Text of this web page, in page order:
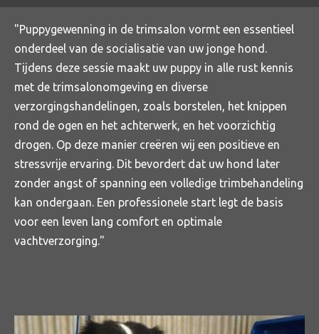
"Puppygewenning in de trimsalon vormt een essentieel
onderdeel van de socialisatie van uw jonge hond.
Tijdens deze sessie maakt uw puppy in alle rust kennis
met de trimsalonomgeving en diverse
verzorgingshandelingen, zoals borstelen, het knippen
rond de ogen en het achterwerk, en het voorzichtig
drogen. Op deze manier creëren wij een positieve en
stressvrije ervaring. Dit bevordert dat uw hond later
zonder angst of spanning een volledige trimbehandeling
kan ondergaan. Een professionele start legt de basis
voor een leven lang comfort en optimale
vachtverzorging."